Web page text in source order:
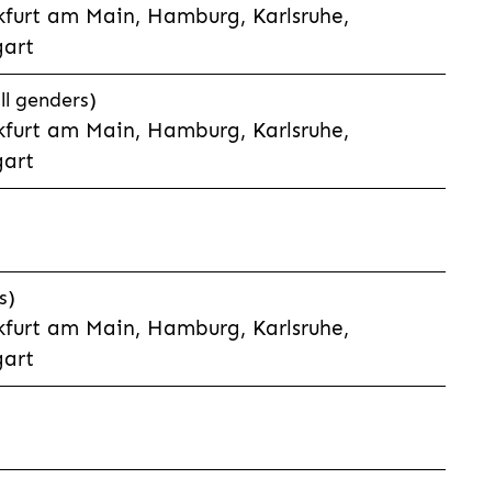
am Main, Hamburg, Karlsruhe,
genders)
am Main, Hamburg, Karlsruhe,
am Main, Hamburg, Karlsruhe,